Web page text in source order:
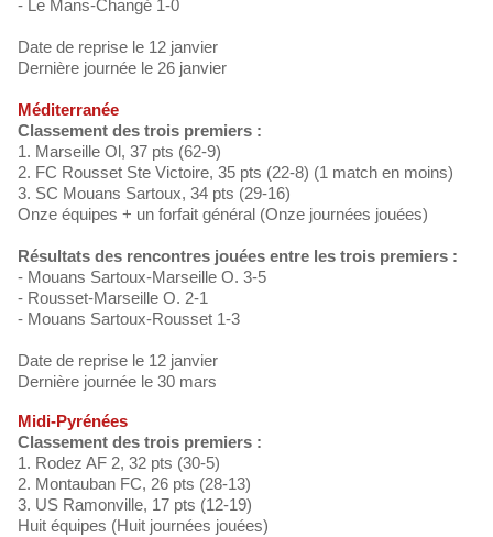
- Le Mans-Changé 1-0
Date de reprise le 12 janvier
Dernière journée le 26 janvier
Méditerranée
Classement des trois premiers :
1. Marseille Ol, 37 pts (62-9)
2. FC Rousset Ste Victoire, 35 pts (22-8) (1 match en moins)
3. SC Mouans Sartoux, 34 pts (29-16)
Onze équipes + un forfait général (Onze journées jouées)
Résultats des rencontres jouées entre les trois premiers :
- Mouans Sartoux-Marseille O. 3-5
- Rousset-Marseille O. 2-1
- Mouans Sartoux-Rousset 1-3
Date de reprise le 12 janvier
Dernière journée le 30 mars
Midi-Pyrénées
Classement des trois premiers :
1. Rodez AF 2, 32 pts (30-5)
2. Montauban FC, 26 pts (28-13)
3. US Ramonville, 17 pts (12-19)
Huit équipes (Huit journées jouées)